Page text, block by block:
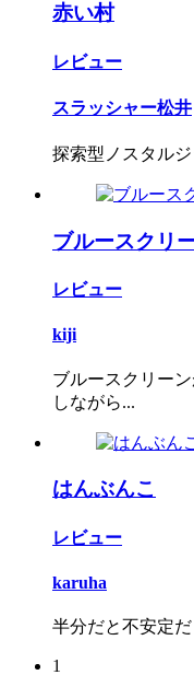
赤い村
レビュー
スラッシャー松井
探索型ノスタル
ブルースクリ
レビュー
kiji
ブルースクリー
しながら...
はんぶんこ
レビュー
karuha
半分だと不安定
1